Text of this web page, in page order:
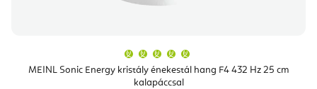
MEINL Sonic Energy kristály énekestál hang F4 432 Hz 25 cm
kalapáccsal
átlagos
értékelése